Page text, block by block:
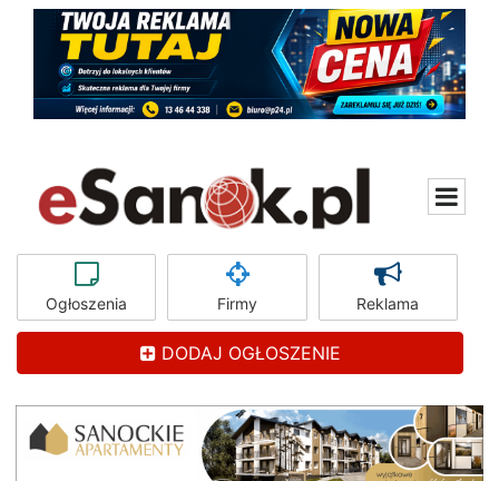
Ogłoszenia Firmy Reklama
DODAJ OGŁOSZENIE